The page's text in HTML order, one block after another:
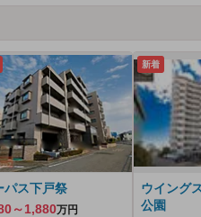
パス下戸祭
～1,880万円
新着
ウイング
公園